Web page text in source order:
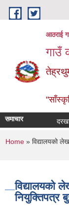
Skip to main content
आठराई
गाउँ
समाचार
You are
Home » विद्यालयको
विद्यालयको
नियुक्तिपत्र